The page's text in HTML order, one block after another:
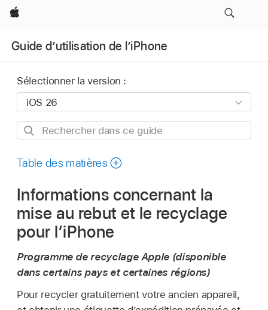
Apple
Guide d’utilisation de l’iPhone
Sélectionner la version :
Rechercher
ce
Table des matières
Informations concernant la
mise au rebut et le recyclage
pour l’iPhone
Programme de recyclage Apple (disponible
dans certains pays et certaines régions)
Pour recycler gratuitement votre ancien appareil,